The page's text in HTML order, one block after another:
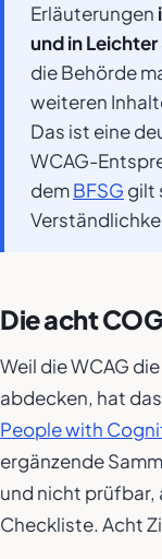
Erläuterungen
und in
die Behörde
weiteren
Das ist eine
WCAG-
demBFSG gilt
Die acht
Weil die WCAG
abdecken, hat
People with
ergänzende
und nicht prüfbar,
Checkliste. Acht